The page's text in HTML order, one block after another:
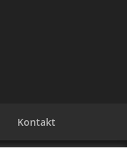
Kontakt